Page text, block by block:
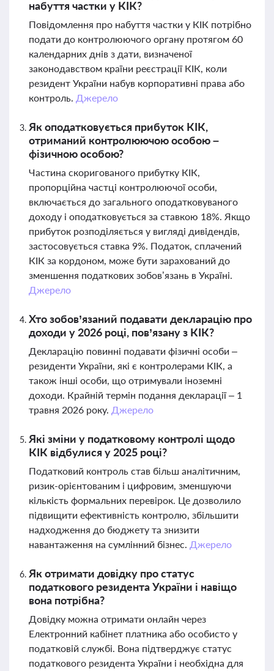
набуття частки у КІК?
Повідомлення про набуття частки у КІК потрібно
подати до контролюючого органу протягом 60
календарних днів з дати, визначеної
законодавством країни реєстрації КІК, коли
резидент України набув корпоративні права або
контроль. Джерело
Як оподатковується прибуток КІК,
отриманий контролюючою особою –
фізичною особою?
Частина скоригованого прибутку КІК,
пропорційна частці контролюючої особи,
включається до загального оподатковуваного
доходу і оподатковується за ставкою 18%. Якщо
прибуток розподіляється у вигляді дивідендів,
застосовується ставка 9%. Податок, сплачений
КІК за кордоном, може бути зарахований до
зменшення податкових зобов’язань в Україні.
Джерело
Хто зобов’язаний подавати декларацію про
доходи у 2026 році, пов’язану з КІК?
Декларацію повинні подавати фізичні особи –
резиденти України, які є контролерами КІК, а
також інші особи, що отримували іноземні
доходи. Крайній термін подання декларації – 1
травня 2026 року. Джерело
Які зміни у податковому контролі щодо
КІК відбулися у 2025 році?
Податковий контроль став більш аналітичним,
ризик-орієнтованим і цифровим, зменшуючи
кількість формальних перевірок. Це дозволило
підвищити ефективність контролю, збільшити
надходження до бюджету та знизити
навантаження на сумлінний бізнес. Джерело
Як отримати довідку про статус
податкового резидента України і навіщо
вона потрібна?
Довідку можна отримати онлайн через
Електронний кабінет платника або особисто у
податковій службі. Вона підтверджує статус
податкового резидента України і необхідна для